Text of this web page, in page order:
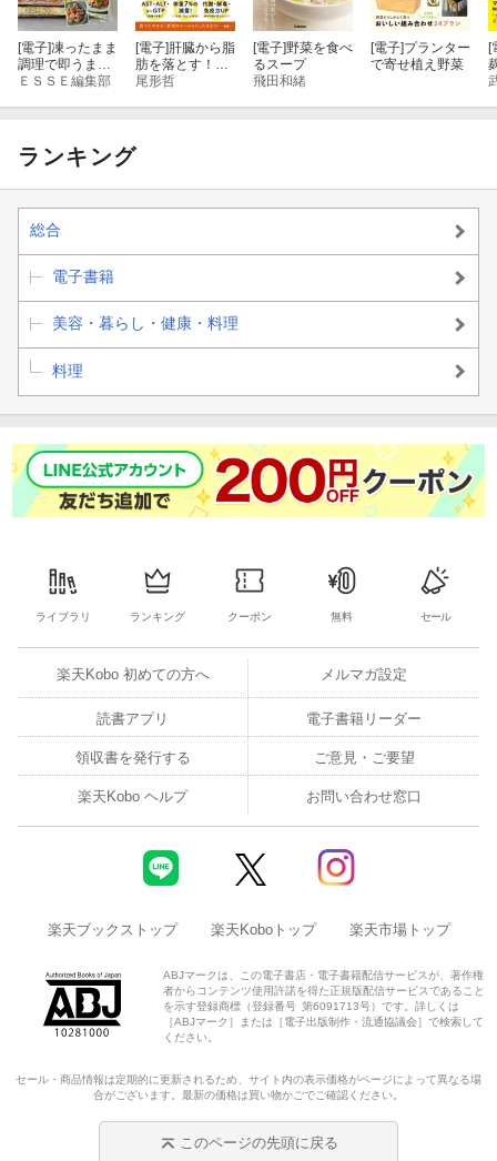
[電子]凍ったまま
調理で即うま！
下味冷凍のラク
ＥＳＳＥ編集部
[電子]肝臓から脂
肪を落とす！
肝活レシピ
尾形哲
[電子]野菜を食べ
るスープ
飛田和緒
[電子]プランター
で寄せ植え野菜
[
ランキング
総合
電子書籍
美容・暮らし・健康・料理
料理
ライブラリ ランキング クーポン 無料 セール
楽天Kobo 初めての方へ メルマガ設定
読書アプリ 電子書籍リーダー
領収書を発行する ご意見・ご要望
楽天Kobo ヘルプ お問い合わせ窓口
楽天ブックストップ 楽天Koboトップ 楽天市場トップ
ABJマークは、この電子書店・電子書籍配信サービスが、著作権
者からコンテンツ使用許諾を得た正規版配信サービスであること
を示す登録商標（登録番号 第6091713号）です。詳しくは
［ABJマーク］または［電子出版制作・流通協議会］で検索して
ください。
セール・商品情報は定期的に更新されるため、サイト内の表示価格がページによって異なる場
合がございます。最新の価格は買い物かごでご確認ください。
このページの先頭に戻る